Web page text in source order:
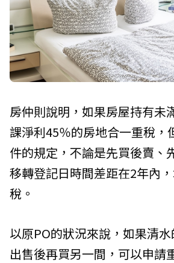
房仲則說明，如果房屋持有未
課淨利45％的房地合一重稅，
件的規定，不論是先買後賣、
移轉登記日時間差距在2年內
稅。
以原PO的狀況來說，如果清水
出售後再買另一間，可以申請